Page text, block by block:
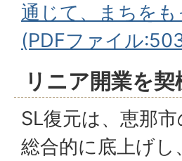
通じて、まちを
(PDFファイル
リニア開業を
SL復元は、恵那
総合的に底上げ